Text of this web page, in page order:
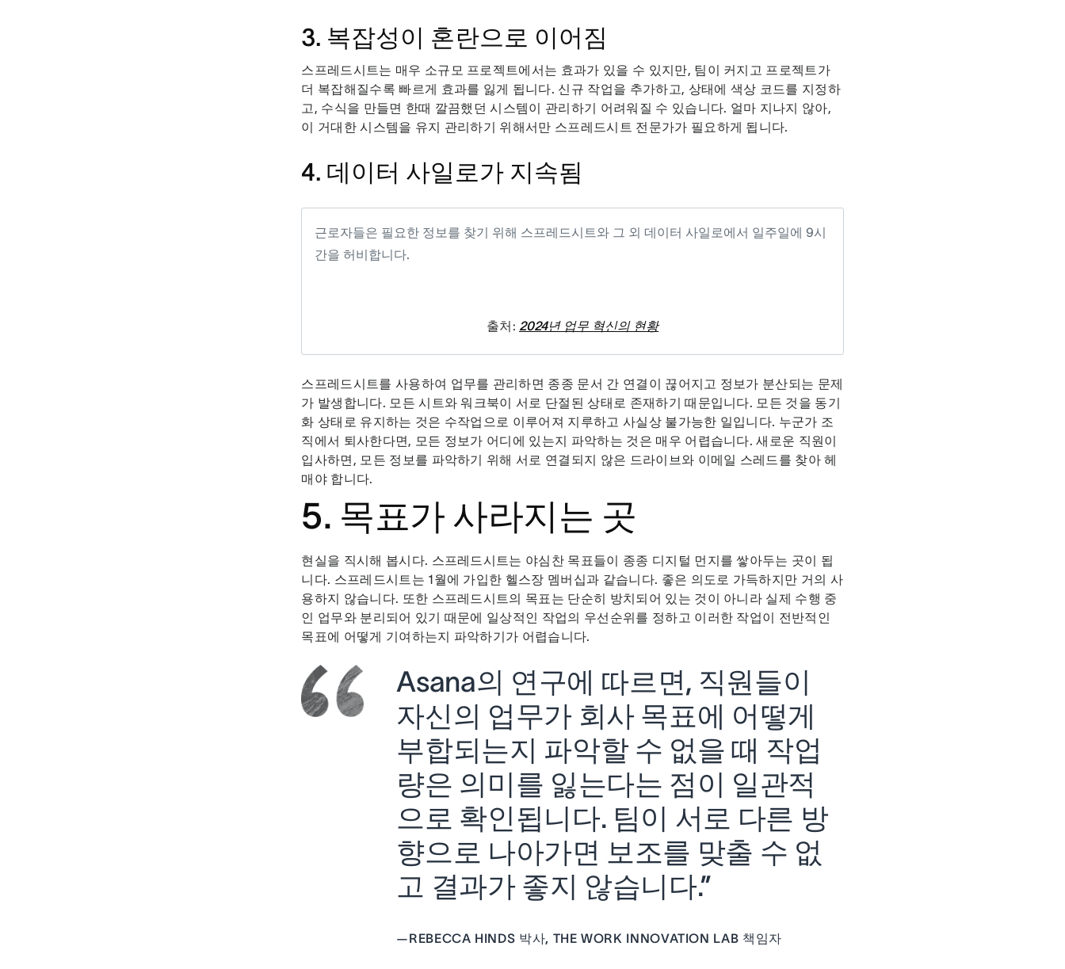
3. 복잡성이 혼란으로 이어짐
스프레드시트는 매우 소규모 프로젝트에서는 효과가 있을 수 있지만, 팀이 커지고 프로젝트가
더 복잡해질수록 빠르게 효과를 잃게 됩니다. 신규 작업을 추가하고, 상태에 색상 코드를 지정하
고, 수식을 만들면 한때 깔끔했던 시스템이 관리하기 어려워질 수 있습니다. 얼마 지나지 않아,
이 거대한 시스템을 유지 관리하기 위해서만 스프레드시트 전문가가 필요하게 됩니다.
4. 데이터 사일로가 지속됨
근로자들은 필요한 정보를 찾기 위해 스프레드시트와 그 외 데이터 사일로에서 일주일에 9시
간을 허비합니다.
출처: 2024년 업무 혁신의 현황
스프레드시트를 사용하여 업무를 관리하면 종종 문서 간 연결이 끊어지고 정보가 분산되는 문제
가 발생합니다. 모든 시트와 워크북이 서로 단절된 상태로 존재하기 때문입니다. 모든 것을 동기
화 상태로 유지하는 것은 수작업으로 이루어져 지루하고 사실상 불가능한 일입니다. 누군가 조
직에서 퇴사한다면, 모든 정보가 어디에 있는지 파악하는 것은 매우 어렵습니다. 새로운 직원이
입사하면, 모든 정보를 파악하기 위해 서로 연결되지 않은 드라이브와 이메일 스레드를 찾아 헤
매야 합니다.
5. 목표가 사라지는 곳
현실을 직시해 봅시다. 스프레드시트는 야심찬 목표들이 종종 디지털 먼지를 쌓아두는 곳이 됩
니다. 스프레드시트는 1월에 가입한 헬스장 멤버십과 같습니다. 좋은 의도로 가득하지만 거의 사
용하지 않습니다. 또한 스프레드시트의 목표는 단순히 방치되어 있는 것이 아니라 실제 수행 중
인 업무와 분리되어 있기 때문에 일상적인 작업의 우선순위를 정하고 이러한 작업이 전반적인
목표에 어떻게 기여하는지 파악하기가 어렵습니다.
Asana의 연구에 따르면, 직원들이
자신의 업무가 회사 목표에 어떻게
부합되는지 파악할 수 없을 때 작업
량은 의미를 잃는다는 점이 일관적
으로 확인됩니다. 팀이 서로 다른 방
향으로 나아가면 보조를 맞출 수 없
고 결과가 좋지 않습니다.”
—REBECCA HINDS 박사, THE WORK INNOVATION LAB 책임자